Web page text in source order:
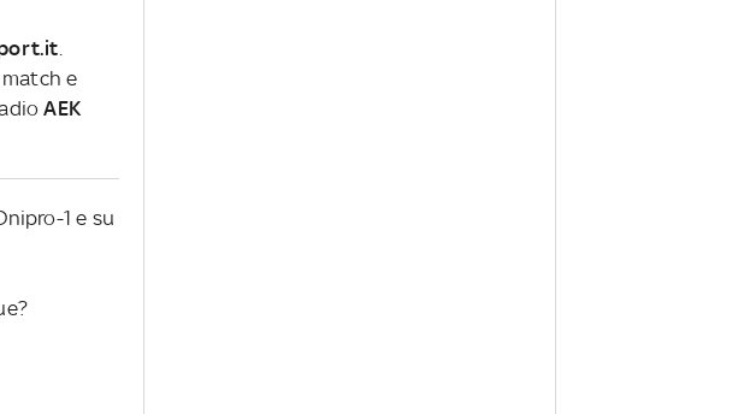
e
AEK
1 e su